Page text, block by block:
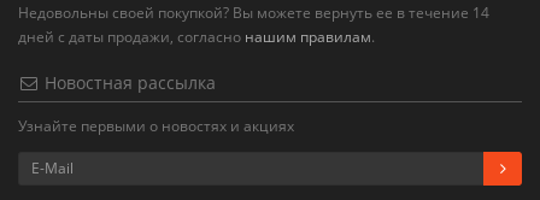
Недовольны своей покупкой? Вы можете вернуть ее в течение 14
дней с даты продажи, согласно нашим правилам.
Новостная рассылка
Узнайте первыми о новостях и акциях